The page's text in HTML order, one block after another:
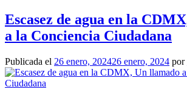
Escasez de agua en la
a la Conciencia Ciudadana
Publicada el 26 enero, 202426 enero, 2024 por